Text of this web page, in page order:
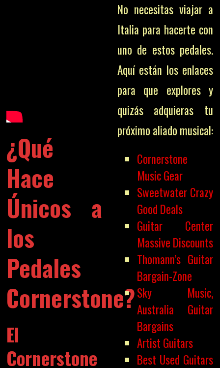
¿Qué
Hace
Únicos a
los
Pedales
Cornerstone?
El
Cornerstone
No necesitas viajar a
Italia para hacerte con
uno de estos pedales.
Aquí están los enlaces
para que explores y
quizás adquieras tu
próximo aliado musical:
Cornerstone
Music Gear
Sweetwater Crazy
Good Deals
Guitar Center
Massive Discounts
Thomann’s Guitar
Bargain-Zone
Sky Music,
Australia Guitar
Bargains
Artist Guitars
Best Used Guitars